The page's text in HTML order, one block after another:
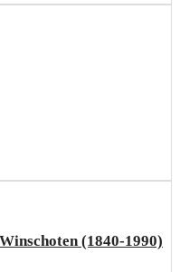
(1840-1990)